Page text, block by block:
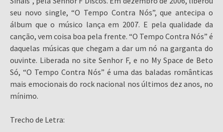
seu novo single, “O Tempo Contra Nós”, que antecipa o
álbum que o músico lança em 2007. E pela qualidade da
canção, vem coisa boa pela frente. “O Tempo Contra Nós” é
daquelas músicas que chegam a dar um nó na garganta do
ouvinte. Liberada no site Senhor F, e no My Space de Beto
Só, “O Tempo Contra Nós” é uma das baladas românticas
mais emocionais do rock nacional nos últimos dez anos, no
mínimo.
Trecho de Letra: